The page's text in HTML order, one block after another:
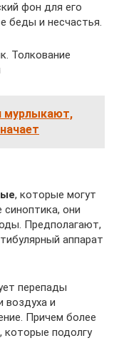
фон для его
беды и несчастья.
Толкование
мурлыкают,
, которые могут
синоптика, они
Предполагают,
аппарат
перепады
воздуха и
Причем более
которые подолгу